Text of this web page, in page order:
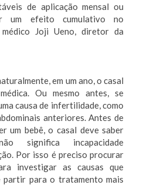
de aplicação mensal ou
um efeito cumulativo no
médico Joji Ueno, diretor da
em um ano, o casal
Ou mesmo antes, se
causa de infertilidade, como
anteriores. Antes de
um bebê, o casal deve saber
significa incapacidade
Por isso é preciso procurar
investigar as causas que
partir para o tratamento mais